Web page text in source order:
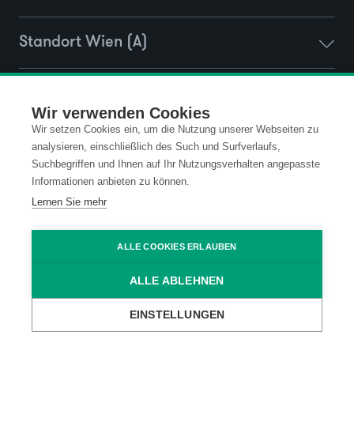
Wir verwenden Cookies
Wir setzen Cookies ein, um die Nutzung unserer Webseiten zu
analysieren, einschließlich des Such und Surfverlaufs,
Suchbegriffen und Ihnen auf Ihr Nutzungsverhalten angepasste
Informationen anbieten zu können.
Lernen Sie mehr
ALLE COOKIES ERLAUBEN
ALLE ABLEHNEN
EINSTELLUNGEN
Standort Wien (A)
Kontakt
Impressum
Datenschutz